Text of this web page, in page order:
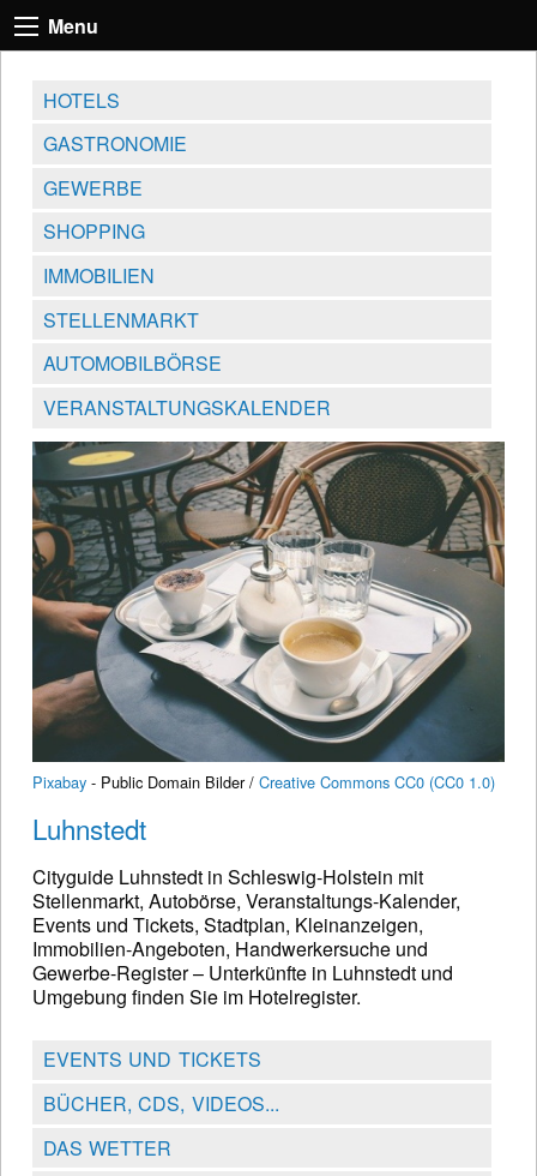
Menu
HOTELS
GASTRONOMIE
GEWERBE
SHOPPING
IMMOBILIEN
STELLENMARKT
AUTOMOBILBÖRSE
VERANSTALTUNGSKALENDER
Pixabay - Public Domain Bilder / Creative Commons CC0 (CC0 1.0)
Luhnstedt
Cityguide Luhnstedt in Schleswig-Holstein mit
Stellenmarkt, Autobörse, Veranstaltungs-Kalender,
Events und Tickets, Stadtplan, Kleinanzeigen,
Immobilien-Angeboten, Handwerkersuche und
Gewerbe-Register – Unterkünfte in Luhnstedt und
Umgebung finden Sie im Hotelregister.
EVENTS UND TICKETS
BÜCHER, CDS, VIDEOS...
DAS WETTER